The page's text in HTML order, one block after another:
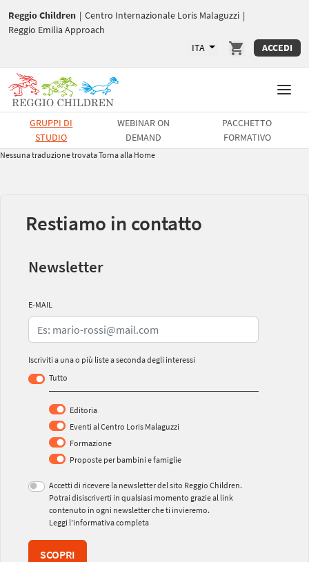
Reggio Children | Centro Internazionale Loris Malaguzzi |
Reggio Emilia Approach
ITA
ACCEDI
GRUPPI DI
STUDIO
WEBINAR ON
DEMAND
PACCHETTO
FORMATIVO
Nessuna traduzione trovataTorna alla Home
Restiamo in contatto
Newsletter
E-MAIL
Iscriviti a una o più liste a seconda degli interessi
Tutto
Editoria
Eventi al Centro Loris Malaguzzi
Formazione
Proposte per bambini e famiglie
Accetti di ricevere la newsletter del sito Reggio Children.
Potrai disiscriverti in qualsiasi momento grazie al link
contenuto in ogni newsletter che ti invieremo.
Leggi l’informativa completa
SCOPRI